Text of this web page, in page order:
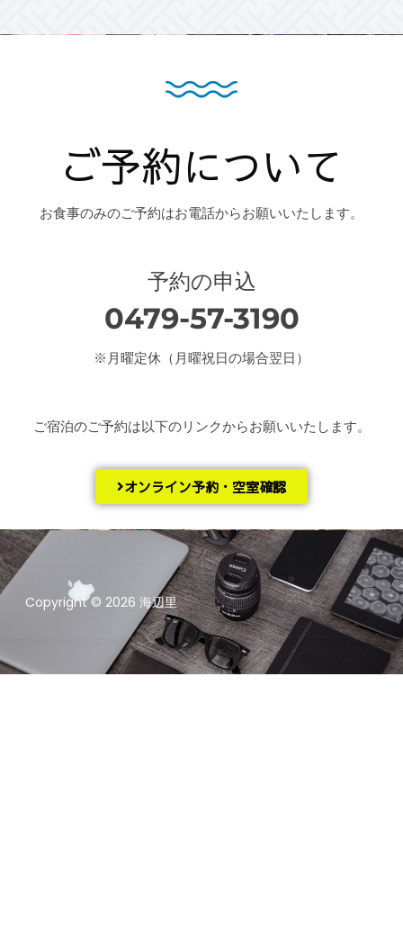
ご予約について
お食事のみのご予約はお電話からお願いいたします。
予約の申込
0479-57-3190
※月曜定休（月曜祝日の場合翌日）
ご宿泊のご予約は以下のリンクからお願いいたします。
オンライン予約・空室確認
Copyright © 2026 海辺里